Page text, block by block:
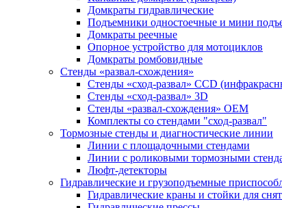
Домкраты гидравлические
Подъемники одностоечные и мини
Домкраты реечные
Опорное устройство для мотоциклов
Домкраты ромбовидные
Стенды «развал-схождения»
Стенды «сход-развал» CCD
Стенды «сход-развал» 3D
Стенды «развал-схождения» ОЕМ
Комплекты со стендами "сход-развал"
Тормозные стенды и диагностические линии
Линии с площадочными стендами
Линии с роликовыми тормозными
Люфт-детекторы
Гидравлические и грузоподъемные
Гидравлические краны и стойки для